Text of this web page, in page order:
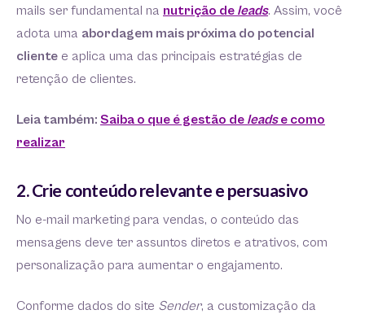
mails ser fundamental na nutrição de leads. Assim, você
adota uma abordagem mais próxima do potencial
cliente e aplica uma das principais estratégias de
retenção de clientes.
Leia também: Saiba o que é gestão de leadse como
realizar
2. Crie conteúdo relevante e persuasivo
No e-mail marketing para vendas, o conteúdo das
mensagens deve ter assuntos diretos e atrativos, com
personalização para aumentar o engajamento.
Conforme dados do site Sender, a customização da